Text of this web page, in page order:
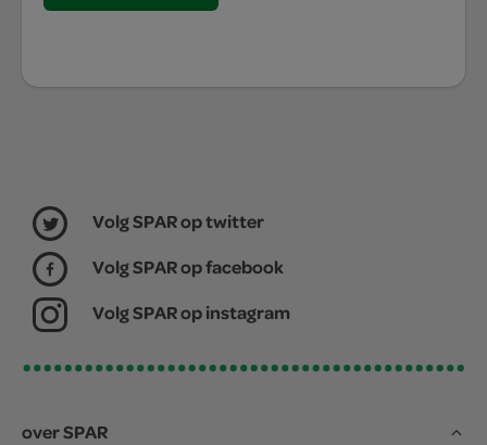
Volg SPAR op twitter
Volg SPAR op facebook
Volg SPAR op instagram
over SPAR